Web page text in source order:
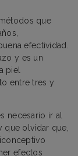
que
efectividad.
y es un
piel
entre tres y
necesario ir al
que olvidar que,
efectos